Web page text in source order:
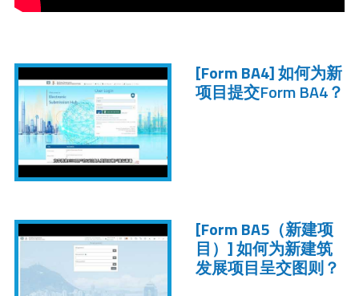
[Form BA4]如何为新
项目提交Form BA4？
[Form BA5（新建项
目）]如何为新建筑
发展项目呈交图则？